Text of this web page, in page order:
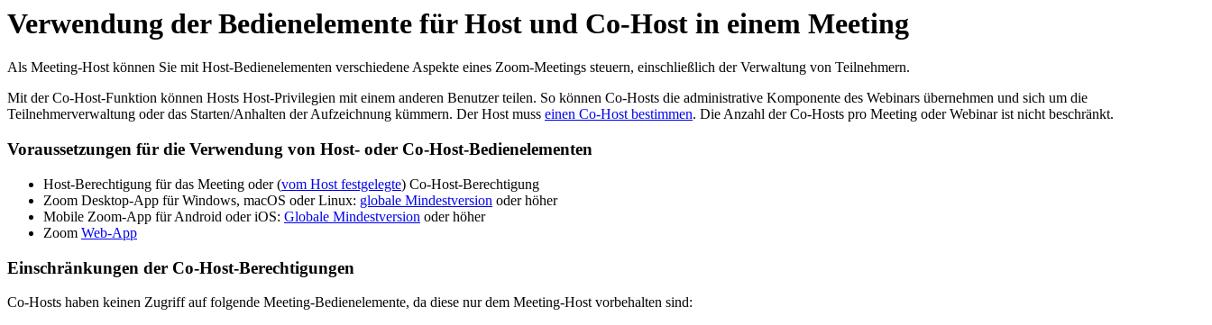
Verwendung der Bedienelemente für Host und Co-Host in einem Meeting
Als Meeting-Host können Sie mit Host-Bedienelementen verschiedene Aspekte eines Zoom-Meetings steuern, einschließlich der Verwaltung von Teilnehmern.
Mit der Co-Host-Funktion können Hosts Host-Privilegien mit einem anderen Benutzer teilen. So können Co-Hosts die administrative Komponente des Webinars übernehmen und sich um die
Teilnehmerverwaltung oder das Starten/Anhalten der Aufzeichnung kümmern. Der Host muss einen Co-Host bestimmen. Die Anzahl der Co-Hosts pro Meeting oder Webinar ist nicht beschränkt.
Voraussetzungen für die Verwendung von Host- oder Co-Host-Bedienelementen
Host-Berechtigung für das Meeting oder (vom Host festgelegte) Co-Host-Berechtigung
Zoom Desktop-App für Windows, macOS oder Linux: globale Mindestversion oder höher
Mobile Zoom-App für Android oder iOS: Globale Mindestversion oder höher
Zoom Web-App
Einschränkungen der Co-Host-Berechtigungen
Co-Hosts haben keinen Zugriff auf folgende Meeting-Bedienelemente, da diese nur dem Meeting-Host vorbehalten sind: